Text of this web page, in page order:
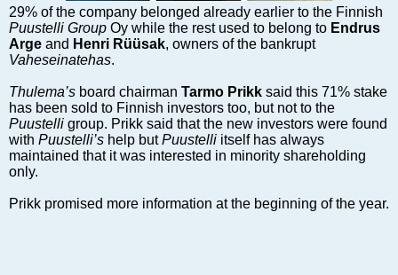
Финансы
Технологии
Рынки и компании
Туризм
Советы юриста
ЕС - Балтия
Балтия - СНГ
Люди дела
29% of the company belonged already earlier to the Finnish
Puustelli Group Oy while the rest used to belong to Endrus
Arge and Henri Rüüsak, owners of the bankrupt
Vaheseinatehas.
Thulema’s board chairman Tarmo Prikk said this 71% stake
has been sold to Finnish investors too, but not to the
Puustelli group. Prikk said that the new investors were found
with Puustelli’s help butPuustelli itself has always
maintained that it was interested in minority shareholding
only.
Prikk promised more information at the beginning of the year.